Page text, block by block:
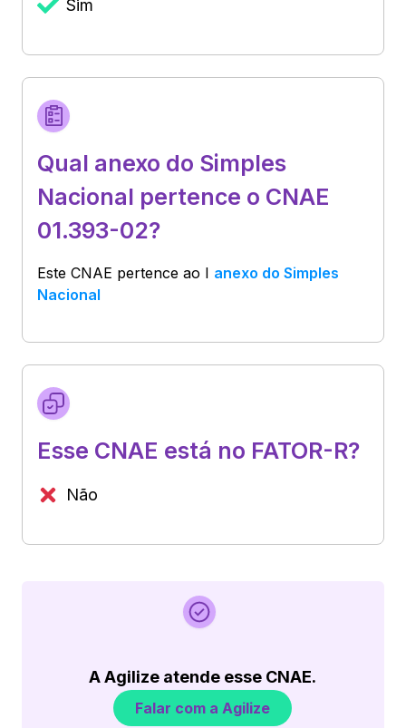
Sim
Qual anexo do Simples
Nacional pertence o CNAE
01.393-02?
Este CNAE pertence ao I anexo do Simples
Nacional
Esse CNAE está no FATOR-R?
Não
A Agilize atende esse CNAE.
Falar com a Agilize